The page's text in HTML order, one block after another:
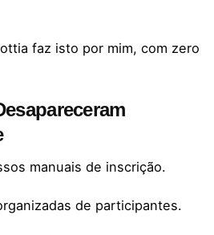
faz isto por mim, com zero
manuais de inscrição.
de participantes.